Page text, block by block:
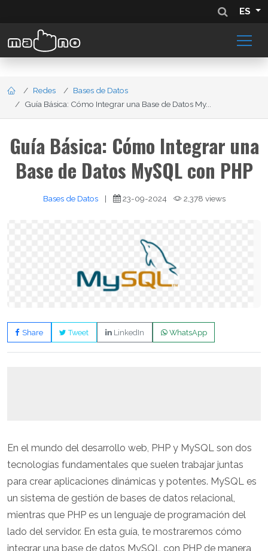
ES
Redes
Bases de Datos
Guía Básica: Cómo Integrar una Base de Datos My...
Guía Básica: Cómo Integrar una
Base de Datos MySQL con PHP
Bases de Datos | 23-09-2024 2,378 views
Share Tweet LinkedIn WhatsApp
En el mundo del desarrollo web, PHP y MySQL son dos
tecnologías fundamentales que suelen trabajar juntas
para crear aplicaciones dinámicas y potentes. MySQL es
un sistema de gestión de bases de datos relacional,
mientras que PHP es un lenguaje de programación del
lado del servidor. En esta guía, te mostraremos cómo
integrar una base de datos MySQL con PHP de manera